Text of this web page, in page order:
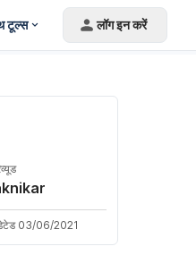
टूल्स लॉग इन करें
03/06/2021